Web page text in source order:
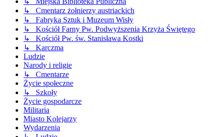
↳ Cmentarz żołnierzy austriackich
↳ Fabryka Sztuk i Muzeum Wisły
↳ Kościół Farny Pw. Podwyższenia Krzyża Świętego
↳ Kościół Pw. św. Stanisława Kostki
↳ Karczma
Ludzie
Narody i religie
↳ Cmentarze
Życie społeczne
↳ Szkoły
Życie gospodarcze
Militaria
Miasto Kolejarzy
Wydarzenia